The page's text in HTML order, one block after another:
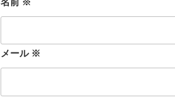
名前 ※
メール ※